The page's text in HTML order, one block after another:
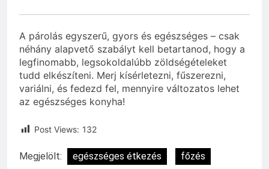
A párolás egyszerű, gyors és egészséges – csak
néhány alapvető szabályt kell betartanod, hogy a
legfinomabb, legsokoldalúbb zöldségételeket
tudd elkészíteni. Merj kísérletezni, fűszerezni,
variálni, és fedezd fel, mennyire változatos lehet
az egészséges konyha!
Post Views: 132
Megjelölt: egészséges étkezés
főzés